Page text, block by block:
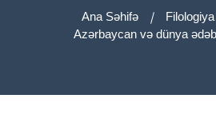
Ana Səhifə
Azərbaycan və dünya